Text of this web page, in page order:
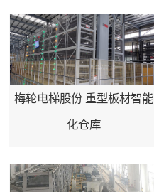
梅轮电梯股份 重型板材智能
化仓库